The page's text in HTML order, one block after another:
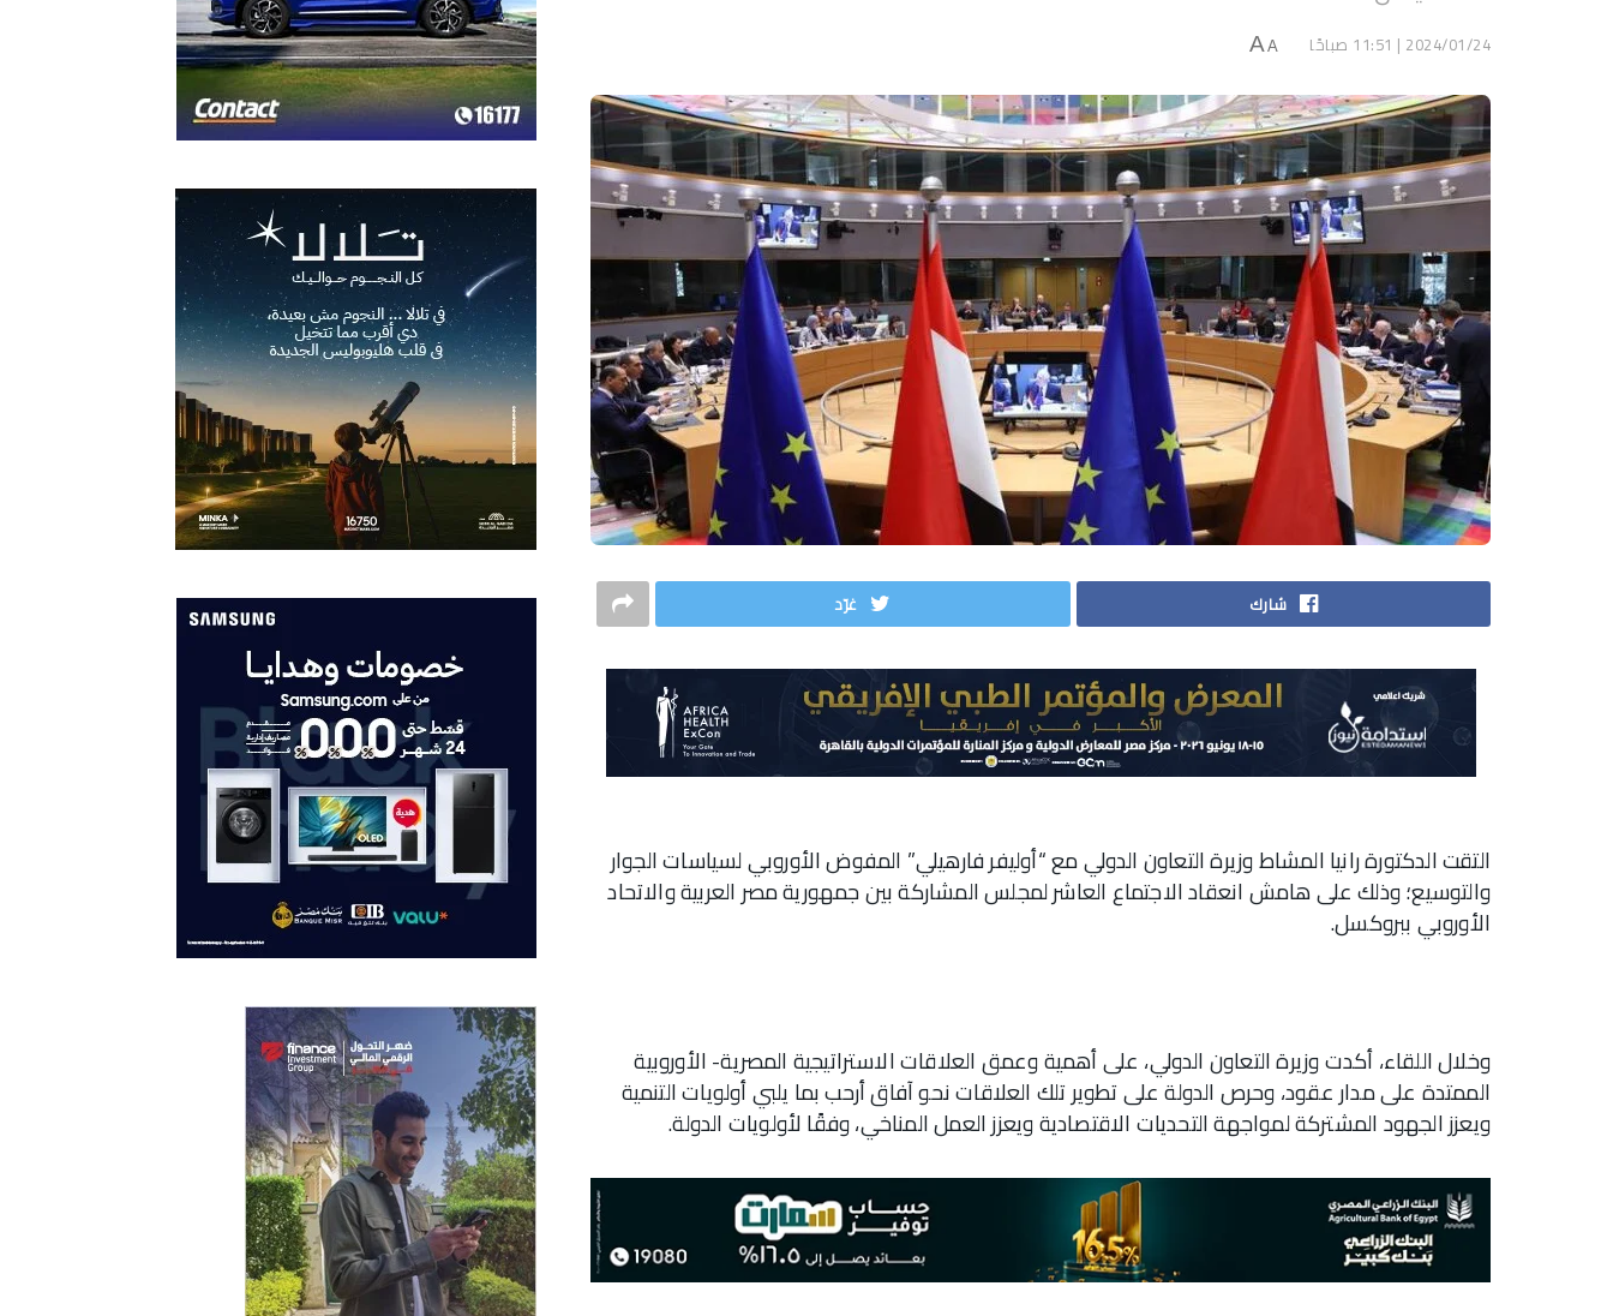
2024/01/24 | 11:51 صباحًا A
A
شارك غرّد
التقت الدكتورة رانيا المشاط وزيرة التعاون الدولي مع “أوليفر فارهيلي” المفوض الأوروبي لسياسات الجوار
والتوسيع؛ وذلك على هامش انعقاد الاجتماع العاشر لمجلس المشاركة بين جمهورية مصر العربية والاتحاد
الأوروبي ببروكسل.
وخلال اللقاء، أكدت وزيرة التعاون الدولي، على أهمية وعمق العلاقات الاستراتيجية المصرية- الأوروبية
الممتدة على مدار عقود، وحرص الدولة على تطوير تلك العلاقات نحو آفاق أرحب بما يلبي أولويات التنمية
ويعزز الجهود المشتركة لمواجهة التحديات الاقتصادية ويعزز العمل المناخي، وفقًا لأولويات الدولة.